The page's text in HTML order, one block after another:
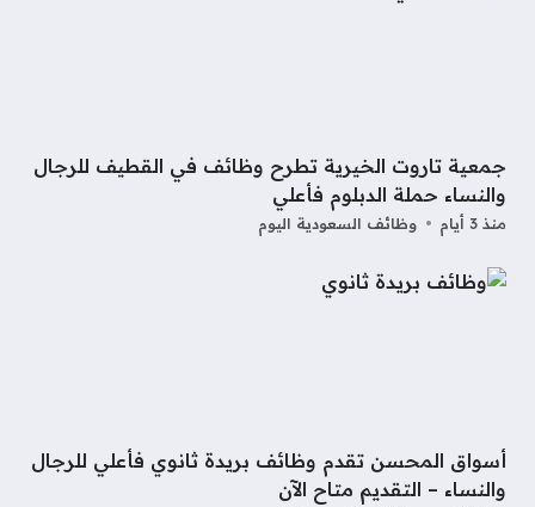
جمعية تاروت الخيرية تطرح وظائف في القطيف للرجال
والنساء حملة الدبلوم فأعلي
منذ 3 أيام وظائف السعودية اليوم
أسواق المحسن تقدم وظائف بريدة ثانوي فأعلي للرجال
والنساء – التقديم متاح الآن